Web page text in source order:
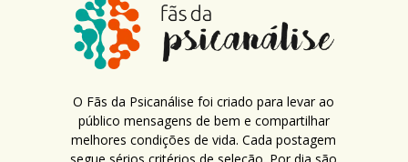
O Fãs da Psicanálise foi criado para levar ao
público mensagens de bem e compartilhar
melhores condições de vida. Cada postagem